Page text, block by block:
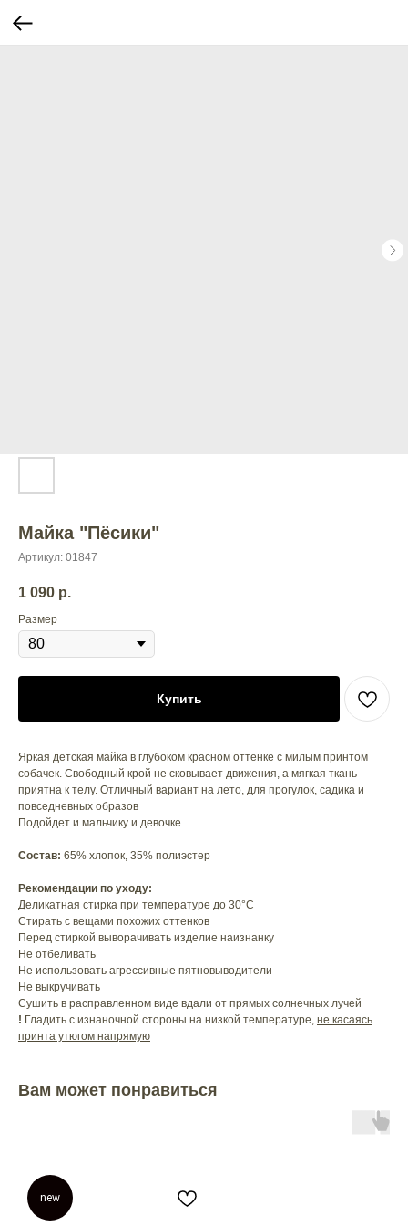
Майка "Пёсики"
Артикул: 01847
1 090 р.
Размер
Купить
Яркая детская майка в глубоком красном оттенке с милым принтом
собачек. Свободный крой не сковывает движения, а мягкая ткань
приятна к телу. Отличный вариант на лето, для прогулок, садика и
повседневных образов
Подойдет и мальчику и девочке
Состав: 65% хлопок, 35% полиэстер
Рекомендации по уходу:
Деликатная стирка при температуре до 30°C
Стирать с вещами похожих оттенков
Перед стиркой выворачивать изделие наизнанку
Не отбеливать
Не использовать агрессивные пятновыводители
Не выкручивать
Сушить в расправленном виде вдали от прямых солнечных лучей
! Гладить с изнаночной стороны на низкой температуре, не касаясь
принта утюгом напрямую
Вам может понравиться
new